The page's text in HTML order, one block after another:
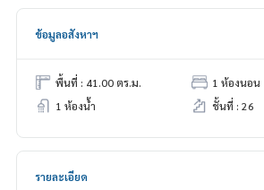
ข้อมูลอสังหาฯ
พื้นที่ : 41.00 ตร.ม.
1 ห้องนอน
1 ห้องน้ำ
ชั้นที่ : 26
รายละเอียด